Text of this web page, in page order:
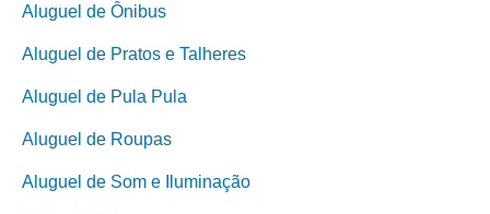
Aluguel de Ônibus
Aluguel de Pratos e Talheres
Aluguel de Pula Pula
Aluguel de Roupas
Aluguel de Som e Iluminação